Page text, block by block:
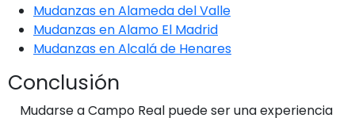
Mudanzas en Alameda del Valle
Mudanzas en Alamo El Madrid
Mudanzas en Alcalá de Henares
Conclusión
Mudarse a Campo Real puede ser una experiencia